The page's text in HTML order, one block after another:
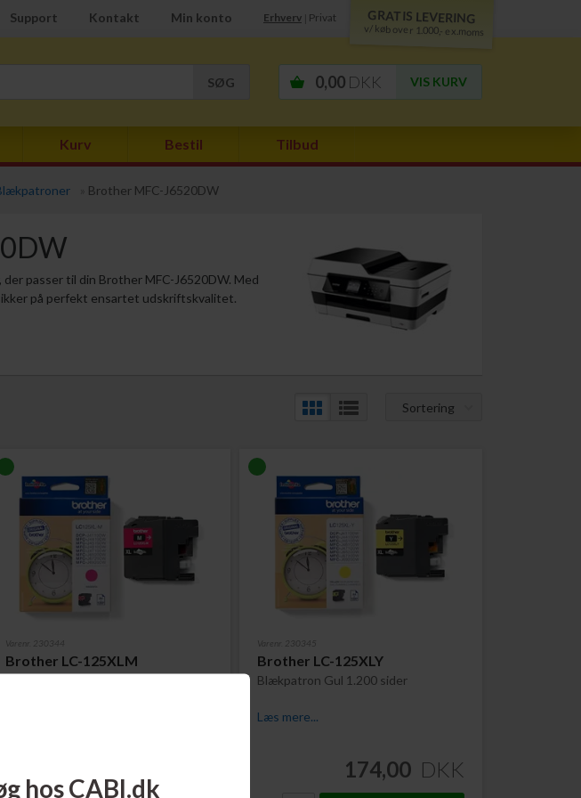
hos CABI.dk
Support Kontakt Min konto Erhverv Privat GRATIS LEVERING
v/ køb over 1.000,- ex.moms
VIS KURV
0,00 DKK
Kurv Bestil Tilbud
Brother MFC-J6520DW
passer til din Brother MFC-J6520DW. Med
på perfekt ensartet udskriftskvalitet.
Sortering
Varenr. 230344
Brother LC-125XLM
Varenr. 230345
Brother LC-125XLY
Blækpatron Gul 1.200 sider
Læs mere...
174,00 DKK